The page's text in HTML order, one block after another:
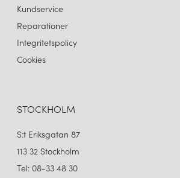
Kundservice
Reparationer
Integritetspolicy
Cookies
STOCKHOLM
S:t Eriksgatan 87
113 32 Stockholm
Tel: 08-33 48 30